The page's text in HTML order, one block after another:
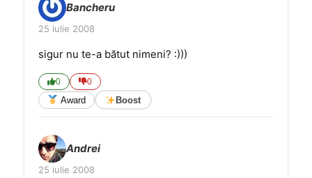
Bancheru
25 iulie 2008
sigur nu te-a bătut nimeni? :)))
0 0
Award Boost
Andrei
25 iulie 2008